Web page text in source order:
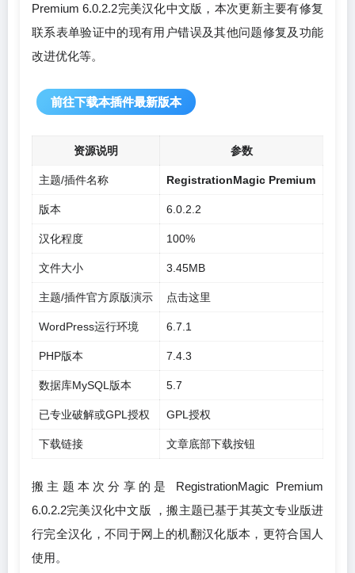
Premium 6.0.2.2完美汉化中文版，本次更新主要有修复
联系表单验证中的现有用户错误及其他问题修复及功能
改进优化等。
前往下载本插件最新版本
资源说明 参数
主题/插件名称 RegistrationMagic Premium
版本 6.0.2.2
汉化程度 100%
文件大小 3.45MB
主题/插件官方原版演示 点击这里
WordPress运行环境 6.7.1
PHP版本 7.4.3
数据库MySQL版本 5.7
已专业破解或GPL授权 GPL授权
下载链接 文章底部下载按钮
搬主题本次分享的是 RegistrationMagic Premium
6.0.2.2完美汉化中文版 ，搬主题已基于其英文专业版进
行完全汉化，不同于网上的机翻汉化版本，更符合国人
使用。